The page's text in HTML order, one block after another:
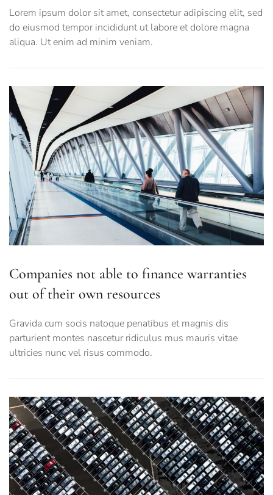
Lorem ipsum dolor sit amet, consectetur adipiscing elit, sed
do eiusmod tempor incididunt ut labore et dolore magna
aliqua. Ut enim ad minim veniam.
Companies not able to finance warranties
out of their own resources
Gravida cum socis natoque penatibus et magnis dis
parturient montes nascetur ridiculus mus mauris vitae
ultricies nunc vel risus commodo.